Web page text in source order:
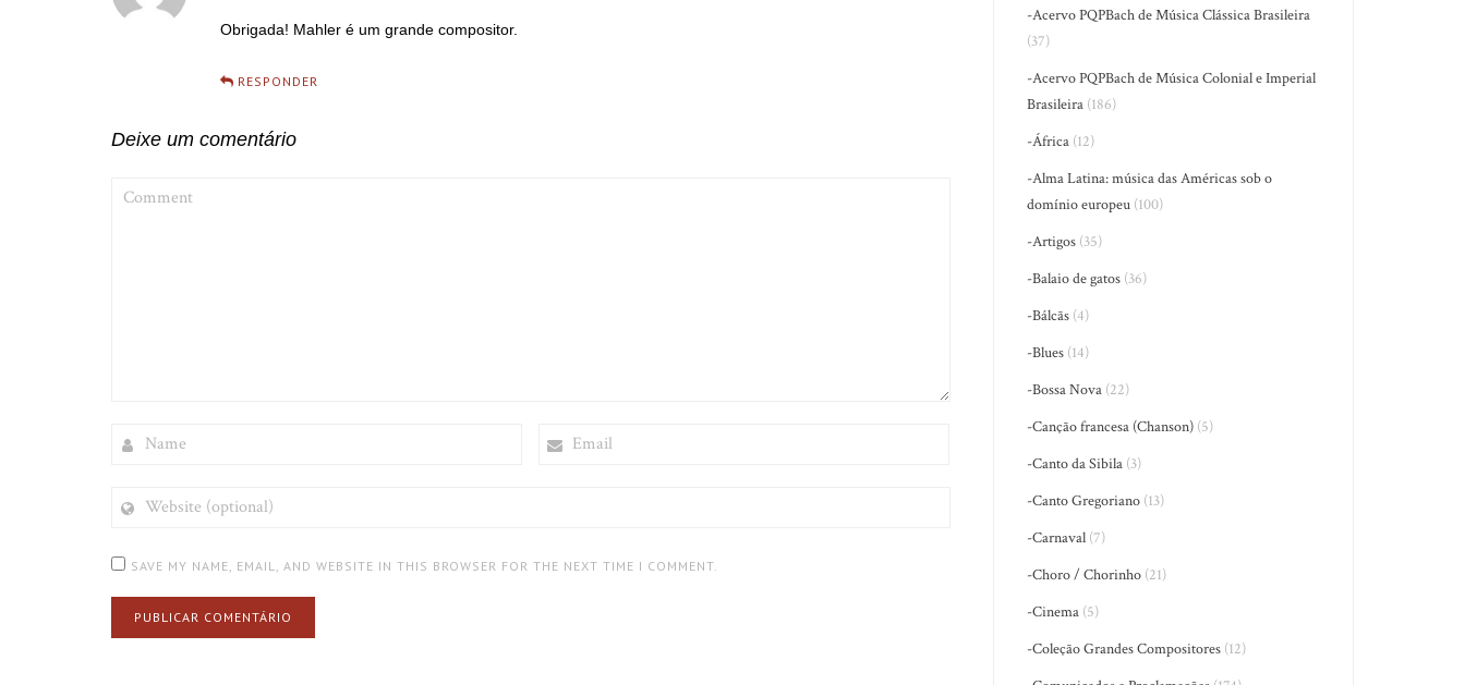
Obrigada! Mahler é um grande compositor.
RESPONDER
Deixe um comentário
(OPTIONAL)
SAVE MY NAME, EMAIL, AND WEBSITE IN THIS BROWSER FOR THE NEXT TIME I COMMENT.
-Acervo PQPBach de Música Clássica Brasileira
(37)
-Acervo PQPBach de Música Colonial e Imperial
Brasileira (186)
-África (12)
-Alma Latina: música das Américas sob o
domínio europeu (100)
-Artigos (35)
-Balaio de gatos (36)
-Bálcãs (4)
-Blues (14)
-Bossa Nova (22)
-Canção francesa (Chanson) (5)
-Canto da Sibila (3)
-Canto Gregoriano (13)
-Carnaval (7)
-Choro / Chorinho (21)
-Cinema (5)
-Coleção Grandes Compositores (12)